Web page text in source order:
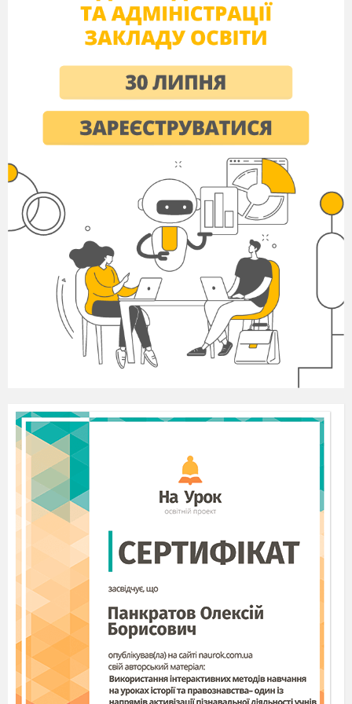
- Відрізняються ці яблучка? Чим?
Зараз їх поділимо.
Червоне яблучко – це яблучко
доброти. А друге – зла.
Давайте складемо асоціативний кущ
до яблучка доброти .
Життя
Любов
Злагода
До
А зло –що це?
А тепер
складемо асоціативний кущ
до яблучка зла.
Брехня
Образа
Яблучко зла